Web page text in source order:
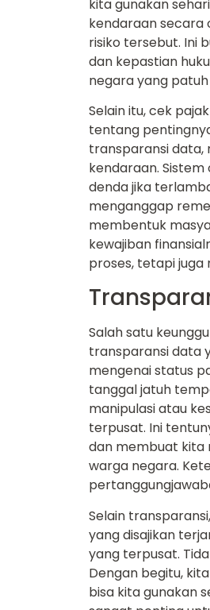
kita gunakan
kendaraan secara
risiko tersebut. Ini
dan kepastian
negara yang
Selain itu, cek
tentang
transparansi data,
kendaraan.
denda jika
menganggap
membentuk
kewajiban
proses, tetapi juga
Salah satu
transparansi data
mengenai status
tanggal jatuh
manipulasi atau
terpusat. Ini
dan membuat kita
warga negara.
Selain
yang disajikan
yang terpusat.
Dengan begitu,
bisa kita gunakan